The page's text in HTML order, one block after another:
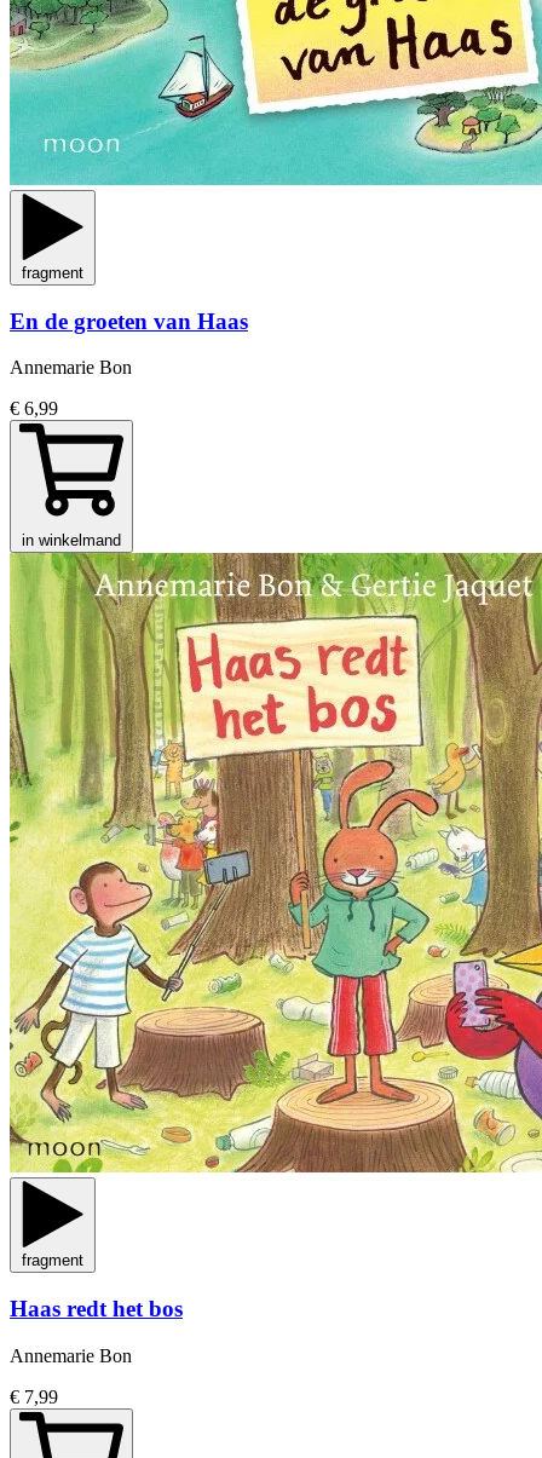
fragment
En de groeten van Haas
Annemarie Bon
€ 6,99
in winkelmand
fragment
Haas redt het bos
Annemarie Bon
€ 7,99